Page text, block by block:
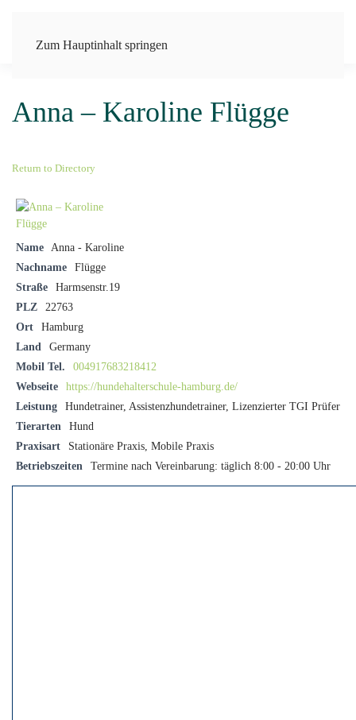
Zum Hauptinhalt springen
Anna – Karoline Flügge
Return to Directory
Name
Anna - Karoline
Nachname
Flügge
Straße
Harmsenstr.19
PLZ
22763
Ort
Hamburg
Land
Germany
Mobil Tel.
004917683218412
Webseite
https://hundehalterschule-hamburg.de/
Leistung
Hundetrainer, Assistenzhundetrainer, Lizenzierter TGI Prüfer
Tierarten
Hund
Praxisart
Stationäre Praxis, Mobile Praxis
Betriebszeiten
Termine nach Vereinbarung: täglich 8:00 - 20:00 Uhr